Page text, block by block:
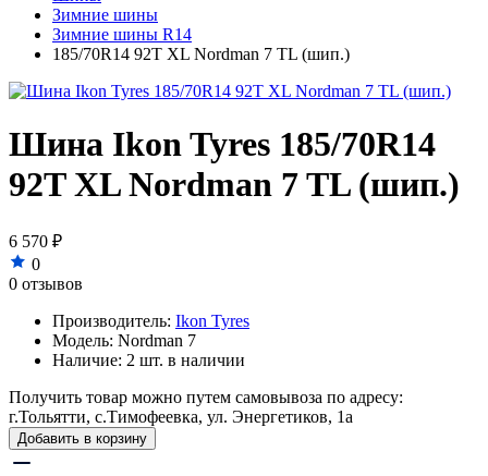
Зимние шины
Зимние шины R14
185/70R14 92T XL Nordman 7 TL (шип.)
Шина Ikon Tyres 185/70R14
92T XL Nordman 7 TL (шип.)
6 570 ₽
0
0 отзывов
Производитель: Ikon Tyres
Модель: Nordman 7
Наличие: 2 шт. в наличии
Получить товар можно путем самовывоза по адресу:
г.Тольятти, с.Тимофеевка, ул. Энергетиков, 1а
Добавить в корзину